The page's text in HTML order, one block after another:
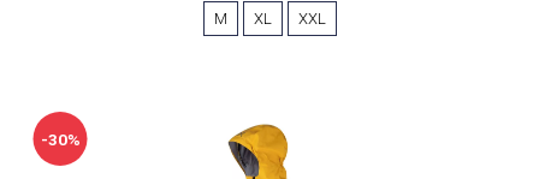
M XL XXL
-30%